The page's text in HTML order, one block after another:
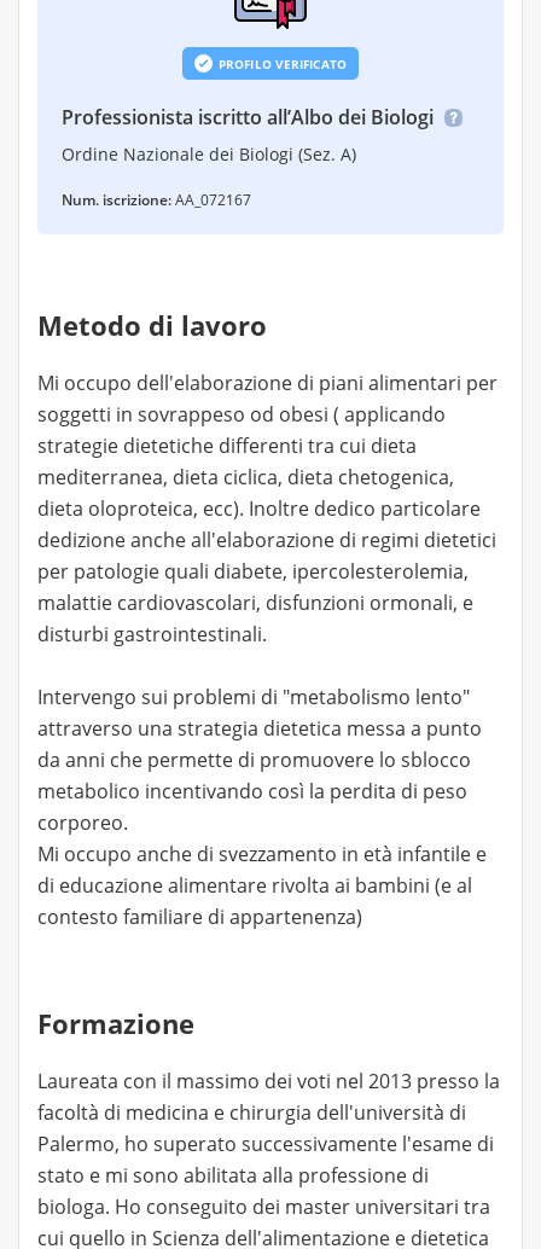
PROFILO VERIFICATO
Professionista iscritto all’Albo dei Biologi
Ordine Nazionale dei Biologi (Sez. A)
Num. iscrizione:AA_072167
Metodo di lavoro
Mi occupo dell'elaborazione di piani alimentari per
soggetti in sovrappeso od obesi ( applicando
strategie dietetiche differenti tra cui dieta
mediterranea, dieta ciclica, dieta chetogenica,
dieta oloproteica, ecc). Inoltre dedico particolare
dedizione anche all'elaborazione di regimi dietetici
per patologie quali diabete, ipercolesterolemia,
malattie cardiovascolari, disfunzioni ormonali, e
disturbi gastrointestinali.
Intervengo sui problemi di "metabolismo lento"
attraverso una strategia dietetica messa a punto
da anni che permette di promuovere lo sblocco
metabolico incentivando così la perdita di peso
corporeo.
Mi occupo anche di svezzamento in età infantile e
di educazione alimentare rivolta ai bambini (e al
contesto familiare di appartenenza)
Formazione
Laureata con il massimo dei voti nel 2013 presso la
facoltà di medicina e chirurgia dell'università di
Palermo, ho superato successivamente l'esame di
stato e mi sono abilitata alla professione di
biologa. Ho conseguito dei master universitari tra
cui quello in Scienza dell'alimentazione e dietetica